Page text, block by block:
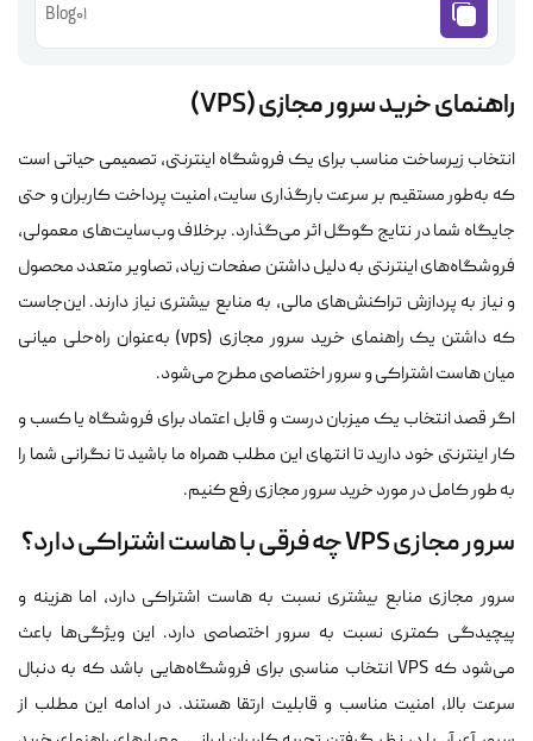
Blog01
راهنمای خرید سرور مجازی (VPS)
انتخاب زیرساخت مناسب برای یک فروشگاه اینترنتی، تصمیمی حیاتی است
که به‌طور مستقیم بر سرعت بارگذاری سایت، امنیت پرداخت کاربران و حتی
جایگاه شما در نتایج گوگل اثر می‌گذارد. برخلاف وب‌سایت‌های معمولی،
فروشگاه‌های اینترنتی به دلیل داشتن صفحات زیاد، تصاویر متعدد محصول
و نیاز به پردازش تراکنش‌های مالی، به منابع بیشتری نیاز دارند. این‌جاست
که داشتن یک راهنمای خرید سرور مجازی (vps) به‌عنوان راه‌حلی میانی
میان هاست اشتراکی و سرور اختصاصی مطرح می‌شود.
اگر قصد انتخاب یک میزبان درست و قابل اعتماد برای فروشگاه یا کسب و
کار اینترنتی خود دارید تا انتهای این مطلب همراه ما باشید تا نگرانی شما را
به طور کامل در مورد خرید سرور مجازی رفع کنیم.
سرور مجازی VPS چه فرقی با هاست اشتراکی دارد؟
سرور مجازی منابع بیشتری نسبت به هاست اشتراکی دارد، اما هزینه و
پیچیدگی کمتری نسبت به سرور اختصاصی دارد. این ویژگی‌ها باعث
می‌شود که VPS انتخاب مناسبی برای فروشگاه‌هایی باشد که به دنبال
سرعت بالا، امنیت مناسب و قابلیت ارتقا هستند. در ادامه این مطلب از